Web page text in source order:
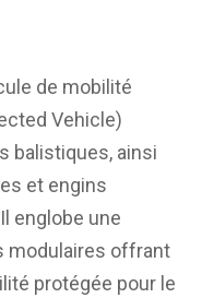
de mobilité
Vehicle)
balistiques, ainsi
et engins
englobe une
modulaires offrant
protégée pour le